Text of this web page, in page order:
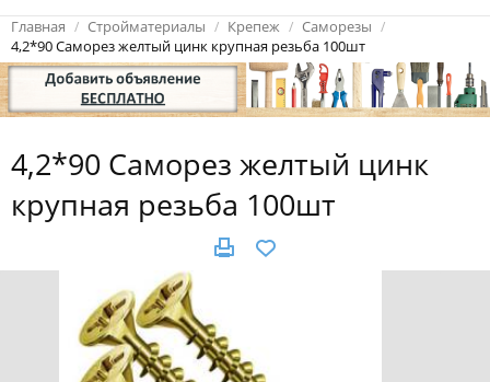
Главная Стройматериалы Крепеж
Саморезы
4,2*90 Саморез желтый цинк крупная резьба 100шт
4,2*90 Саморез желтый цинк
крупная резьба 100шт